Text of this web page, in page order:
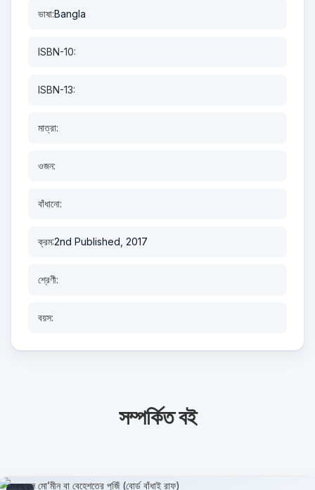
ভাষা:Bangla
ISBN-10:
ISBN-13:
মাত্রা:
ওজন:
বাঁধানো:
ক্রম:2nd Published, 2017
শ্রেণী:
বয়স:
সম্পর্কিত বই